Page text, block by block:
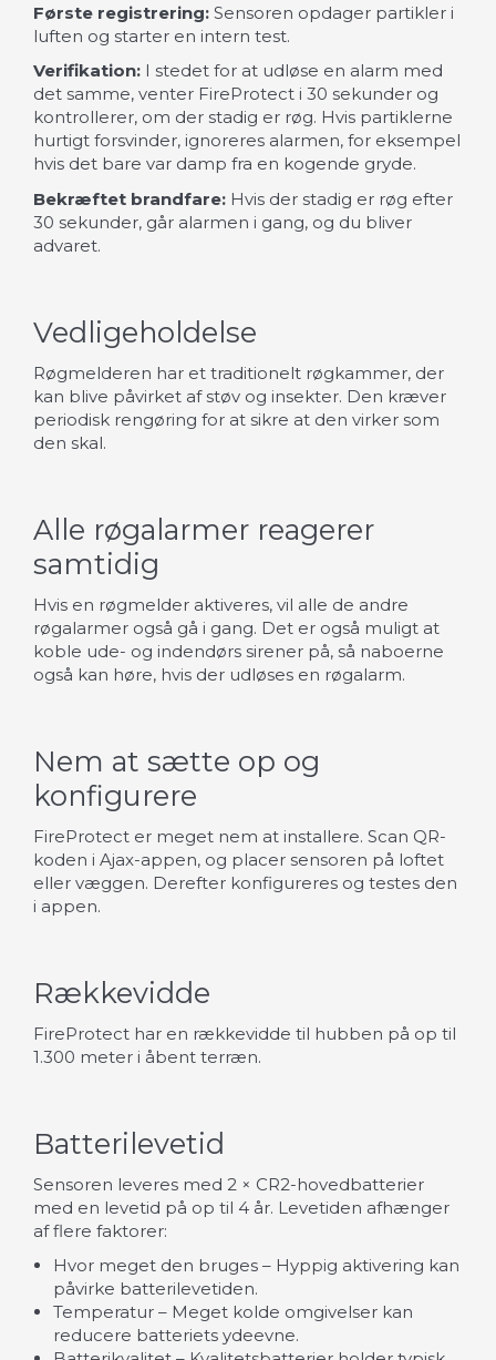
Første registrering: Sensoren opdager partikler i
luften og starter en intern test.
Verifikation: I stedet for at udløse en alarm med
det samme, venter FireProtect i 30 sekunder og
kontrollerer, om der stadig er røg. Hvis partiklerne
hurtigt forsvinder, ignoreres alarmen, for eksempel
hvis det bare var damp fra en kogende gryde.
Bekræftet brandfare: Hvis der stadig er røg efter
30 sekunder, går alarmen i gang, og du bliver
advaret.
Vedligeholdelse
Røgmelderen har et traditionelt røgkammer, der
kan blive påvirket af støv og insekter. Den kræver
periodisk rengøring for at sikre at den virker som
den skal.
Alle røgalarmer reagerer
samtidig
Hvis en røgmelder aktiveres, vil alle de andre
røgalarmer også gå i gang. Det er også muligt at
koble ude- og indendørs sirener på, så naboerne
også kan høre, hvis der udløses en røgalarm.
Nem at sætte op og
konfigurere
FireProtect er meget nem at installere. Scan QR-
koden i Ajax-appen, og placer sensoren på loftet
eller væggen. Derefter konfigureres og testes den
i appen.
Rækkevidde
FireProtect har en rækkevidde til hubben på op til
1.300 meter i åbent terræn.
Batterilevetid
Sensoren leveres med 2 × CR2-hovedbatterier
med en levetid på op til 4 år. Levetiden afhænger
af flere faktorer:
Hvor meget den bruges – Hyppig aktivering kan
påvirke batterilevetiden.
Temperatur – Meget kolde omgivelser kan
reducere batteriets ydeevne.